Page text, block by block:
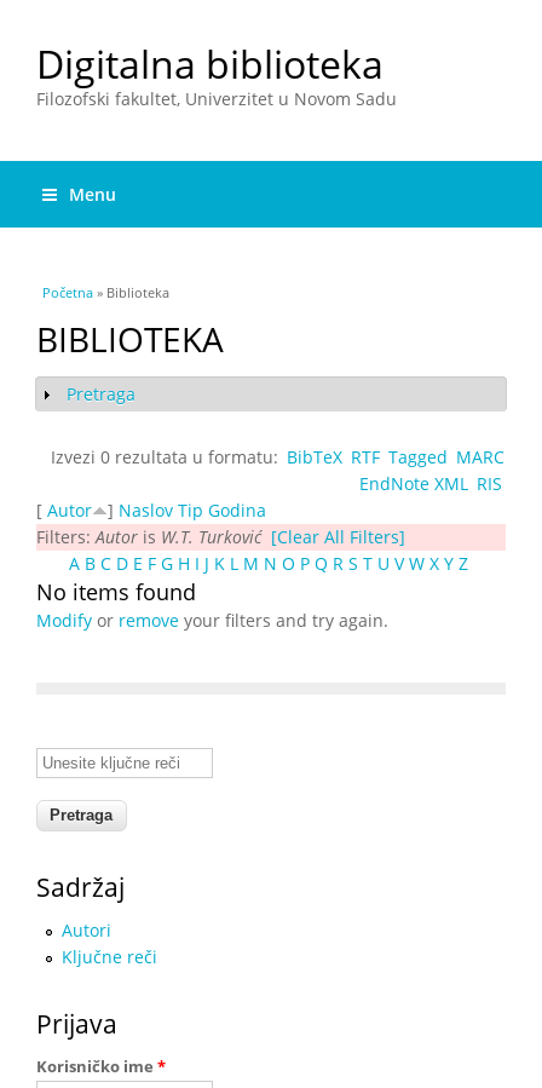
Digitalna biblioteka
Filozofski fakultet, Univerzitet u Novom Sadu
Menu
You are here
Početna » Biblioteka
BIBLIOTEKA
Show
Pretraga
Izvezi 0 rezultata u formatu: BibTeX RTF Tagged MARC
EndNote XML
RIS
[ Autor ] Naslov Tip Godina
Filters: Autor is W.T. Turković [Clear All Filters]
A B C D E F G H I J K L M N O P Q R S T U V W X Y Z
No items found
Modify or remove your filters and try again.
Unesite ključne reči
Sadržaj
Autori
Ključne reči
Prijava
Korisničko ime *